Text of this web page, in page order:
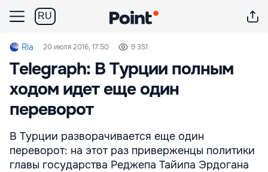
RU
Ria 20 июля 2016, 17:50 9 351
Telegraph: В Турции полным
ходом идет еще один
переворот
В Турции разворачивается еще один
переворот: на этот раз приверженцы политики
главы государства Реджепа Тайипа Эрдогана